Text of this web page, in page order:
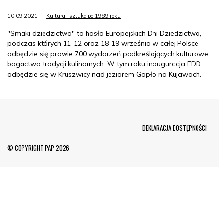
10.09.2021 Kultura i sztuka po 1989 roku
"Smaki dziedzictwa" to hasło Europejskich Dni Dziedzictwa,
podczas których 11-12 oraz 18-19 września w całej Polsce
odbędzie się prawie 700 wydarzeń podkreślających kulturowe
bogactwo tradycji kulinarnych. W tym roku inauguracja EDD
odbędzie się w Kruszwicy nad jeziorem Gopło na Kujawach.
© COPYRIGHT PAP 2026
DEKLARACJA DOSTĘPNOŚCI